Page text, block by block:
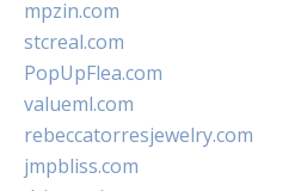
mpzin.com
stcreal.com
PopUpFlea.com
valueml.com
rebeccatorresjewelry.com
jmpbliss.com